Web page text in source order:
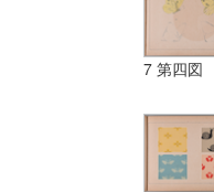
7 第四